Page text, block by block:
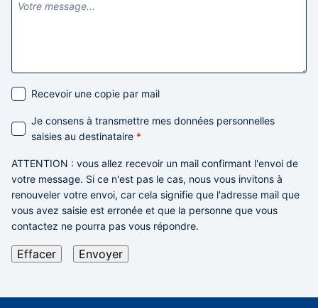
Recevoir une copie par mail
Je consens à transmettre mes données personnelles
saisies au destinataire *
ATTENTION : vous allez recevoir un mail confirmant l'envoi de
votre message. Si ce n'est pas le cas, nous vous invitons à
renouveler votre envoi, car cela signifie que l'adresse mail que
vous avez saisie est erronée et que la personne que vous
contactez ne pourra pas vous répondre.